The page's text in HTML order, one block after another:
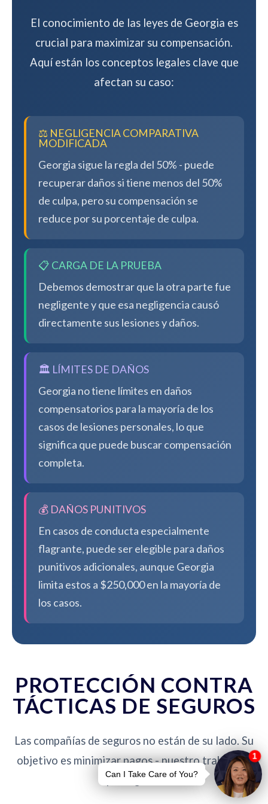
El conocimiento de las leyes de Georgia es
crucial para maximizar su compensación.
Aquí están los conceptos legales clave que
afectan su caso:
⚖️ NEGLIGENCIA COMPARATIVA
MODIFICADA
Georgia sigue la regla del 50% - puede
recuperar daños si tiene menos del 50%
de culpa, pero su compensación se
reduce por su porcentaje de culpa.
📋 CARGA DE LA PRUEBA
Debemos demostrar que la otra parte fue
negligente y que esa negligencia causó
directamente sus lesiones y daños.
🏛️ LÍMITES DE DAÑOS
Georgia no tiene límites en daños
compensatorios para la mayoría de los
casos de lesiones personales, lo que
significa que puede buscar compensación
completa.
💰 DAÑOS PUNITIVOS
En casos de conducta especialmente
flagrante, puede ser elegible para daños
punitivos adicionales, aunque Georgia
limita estos a $250,000 en la mayoría de
los casos.
PROTECCIÓN CONTRA
TÁCTICAS DE SEGUROS
Las compañías de seguros no están de su lado. Su
objetivo es minimizar pagos - nuestro trabajo es
protegerlo.